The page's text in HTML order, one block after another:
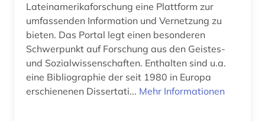
geschichte (15)
geschichte &lt;1550-1921&gt; (1)
geschichte 1450-1912 (1)
geschichte 1751-1772 (1)
Lateinamerikaforschung eine Plattform zur
umfassenden Information und Vernetzung zu
bieten. Das Portal legt einen besonderen
Schwerpunkt auf Forschung aus den Geistes-
und Sozialwissenschaften. Enthalten sind u.a.
eine Bibliographie der seit 1980 in Europa
erschienenen Dissertati... Mehr Informationen